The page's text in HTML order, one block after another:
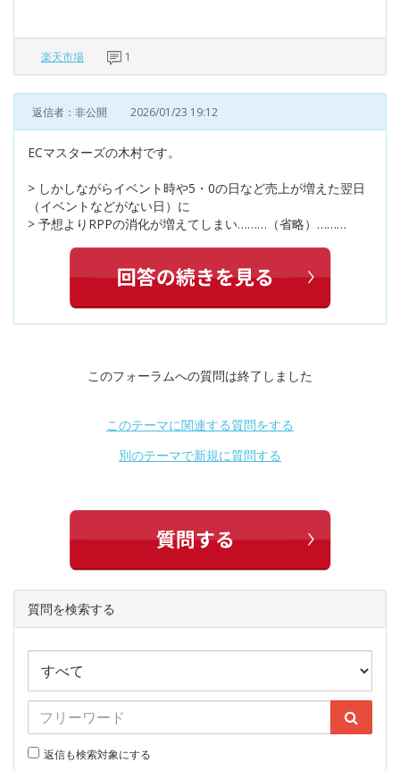
楽天市場 1
返信者：非公開 2026/01/23 19:12
ECマスターズの木村です。
> しかしながらイベント時や5・0の日など売上が増えた翌日
（イベントなどがない日）に
> 予想よりRPPの消化が増えてしまい………（省略）………
このフォーラムへの質問は終了しました
このテーマに関連する質問をする
別のテーマで新規に質問する
質問を検索する
返信も検索対象にする